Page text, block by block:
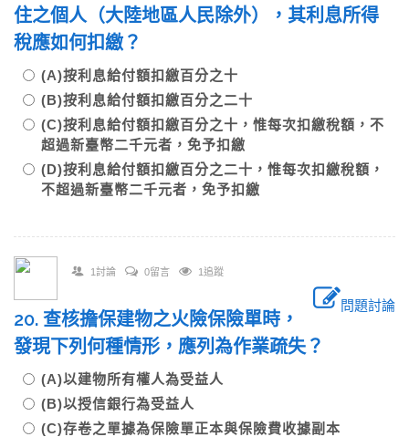
住之個人（大陸地區人民除外），其利息所得
稅應如何扣繳？
(A)按利息給付額扣繳百分之十
(B)按利息給付額扣繳百分之二十
(C)按利息給付額扣繳百分之十，惟每次扣繳稅額，不
超過新臺幣二千元者，免予扣繳
(D)按利息給付額扣繳百分之二十，惟每次扣繳稅額，
不超過新臺幣二千元者，免予扣繳
1討論 0留言 1追蹤
問題討論
20. 查核擔保建物之火險保險單時，
發現下列何種情形，應列為作業疏失？
(A)以建物所有權人為受益人
(B)以授信銀行為受益人
(C)存卷之單據為保險單正本與保險費收據副本